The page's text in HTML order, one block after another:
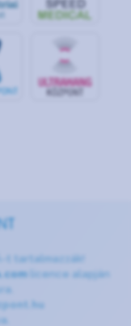
t tartalmazzák!
licence alapján